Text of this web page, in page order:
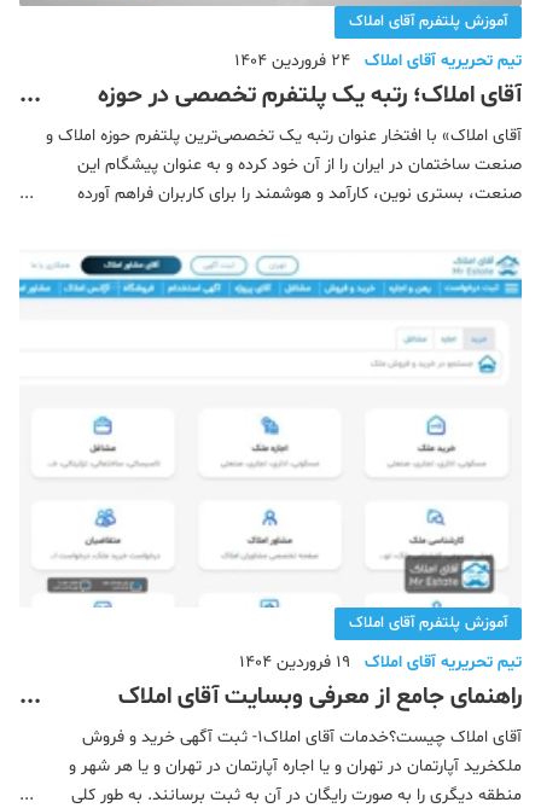
آموزش پلتفرم آقای املاک
تیم تحریریه آقای املاک 24 فروردین 1404
آقای املاک؛ رتبه یک پلتفرم تخصصی در حوزه
املاک و صنعت ساختمان ایران
آقای املاک» با افتخار عنوان رتبه یک تخصصی‌ترین پلتفرم حوزه املاک و
صنعت ساختمان در ایران را از آن خود کرده و به عنوان پیشگام این
صنعت، بستری نوین، کارآمد و هوشمند را برای کاربران فراهم آورده
ساختمان ایران تخصص‌گرایی واقعی
آموزش پلتفرم آقای املاک
تیم تحریریه آقای املاک 19 فروردین 1404
راهنمای جامع از معرفی وبسایت آقای املاک
"تخصصی ترین پلتفرم ملکی در کشور"
آقای املاک چیست؟خدمات آقای املاک1- ثبت آگهی خرید و فروش
ملکخرید آپارتمان در تهران و یا اجاره آپارتمان در تهران و یا هر شهر و
منطقه دیگری را به صورت رایگان در آن به ثبت برسانند. به طور کلی